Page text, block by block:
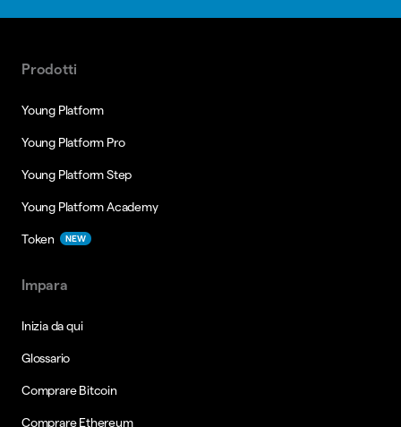
Prodotti
Young Platform
Young Platform Pro
Young Platform Step
Young Platform Academy
Token NEW
Impara
Inizia da qui
Glossario
Comprare Bitcoin
Comprare Ethereum